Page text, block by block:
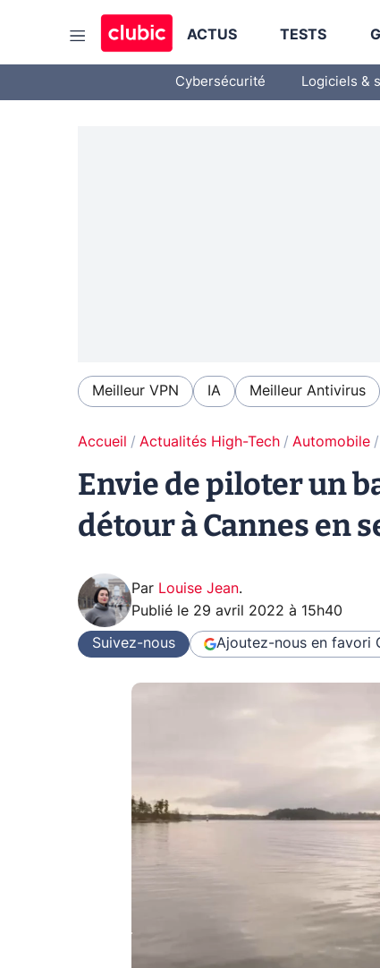
ACTUS TESTS
Cybersécurité Logiciels &
Meilleur VPN IA Meilleur Antivirus
Accueil Actualités High-Tech Automobile
Envie de piloter un
détour à Cannes en
Par Louise Jean.
Publié le 29 avril 2022 à 15h40
Suivez-nous Ajoutez-nous en favori